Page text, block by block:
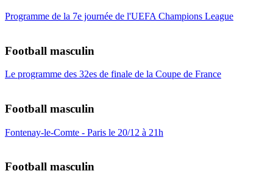
Programme de la 7e journée de l'UEFA Champions League
Football masculin
Le programme des 32es de finale de la Coupe de France
Football masculin
Fontenay-le-Comte - Paris le 20/12 à 21h
Football masculin